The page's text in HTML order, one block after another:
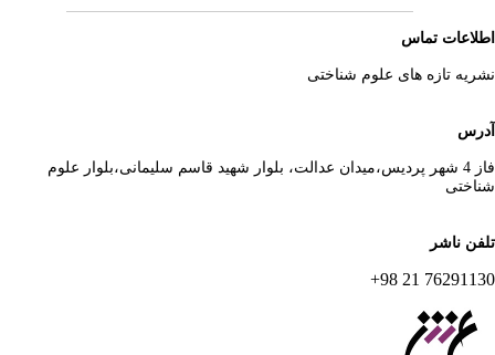
تماس
تازه های علوم شناختی
فاز 4 شهر پردیس،میدان عدالت، بلوار شهید قاسم سلیمانی،بلوار علوم
ناشر
76291130 21